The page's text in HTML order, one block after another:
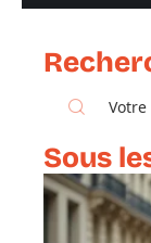
Sous